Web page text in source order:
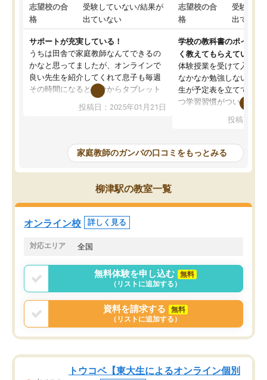
志望校の合
格
受験していない/結果が
出ていない
サポートが充実している！
うちは田舎で家庭教師なんてできるの
かなと思ってましたが、オンラインで
良い先生を紹介してくれて息子も毎週
その時間になると自分からタブレット
を開いてzoomを繋げるようになりまし
た！5科目なんでもOKなのもとても気
めて1年ほどだった今では平均点以上の
科目が増えてきました！あと1年受験ま
であるので無料の週末教室を使用しな
がら頑張って欲しいと思います！
投稿日：2025年01月21日
志望校の合
格
受験して
出ていな
学校の教科書のポイント
く教えてもらえている
体験授業を受けて入塾し
なかなか勉強しない息子
生が予定表を立ててくれ
つ学習習慣がついてきま
指導が無い日も予定表
問できるのでとても助か
投稿日：
家庭教師のガンバの口コミをもっとみる
柳津駅の教室一覧
オンライン校 詳しく見る
対応エリア 全国
無料体験を申し込む
無料
（リストに追加する）
資料を請求する
無料
（リストに追加する）
トウコベ【東大生によるオンライン個別